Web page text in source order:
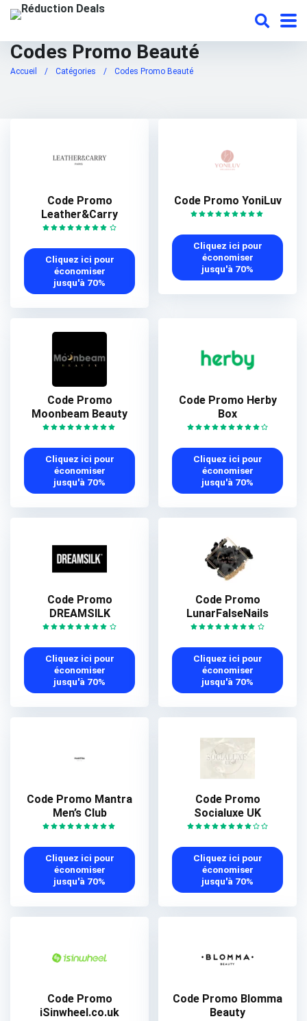
Codes Promo Beauté
Accueil / Catégories / Codes Promo Beauté
Code Promo
Leather&Carry
Cliquez ici pour
économiser
jusqu'à 70%
Code Promo YoniLuv
Cliquez ici pour
économiser
jusqu'à 70%
Code Promo
Moonbeam Beauty
Cliquez ici pour
économiser
jusqu'à 70%
Code Promo Herby
Box
Cliquez ici pour
économiser
jusqu'à 70%
Code Promo
DREAMSILK
Cliquez ici pour
économiser
jusqu'à 70%
Code Promo
LunarFalseNails
Cliquez ici pour
économiser
jusqu'à 70%
Code Promo Mantra
Men’s Club
Cliquez ici pour
économiser
jusqu'à 70%
Code Promo
Socialuxe UK
Cliquez ici pour
économiser
jusqu'à 70%
Code Promo
iSinwheel.co.uk
Code Promo Blomma
Beauty